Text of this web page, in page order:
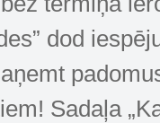
dod
Sadaļa